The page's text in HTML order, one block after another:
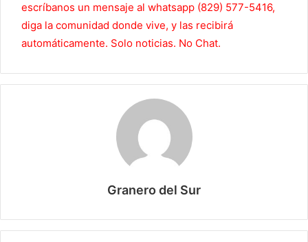
escríbanos un mensaje al whatsapp (829) 577-5416,
diga la comunidad donde vive, y las recibirá
automáticamente. Solo noticias. No Chat.
Granero del Sur